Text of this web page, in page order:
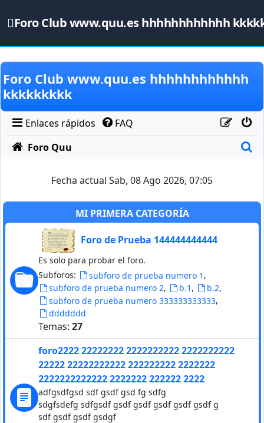
Foro Club www.quu.es hhhhhhhhhhhh
Obviar
Foro Club www.quu.es hhhhhhhhhhhh
kkkkkkkkk
Enlaces rápidos
FAQ
Foro Quu
Fecha actual Sab, 08 Ago 2026, 07:05
MI PRIMERA CATEGORÍA
Foro de Prueba 144444444444
Es solo para probar el foro.
Subforos:
subforo de prueba numero 1 ,
subforo de prueba numero 2, b.1 , b.2,
subforo de prueba numero 333333333333,
ddddddd
Temas: 27
foro2222 22222222 2222222222 2222222222
22222 22222222222 222222222 2222222
2222222222222 2222222 222222 2222
adfgsdfgsd sdf gsdf gsd fg sdfg
sdgfsdefg sdfgsdf gsdf gsdf gsdf gsdf gsdf g
sdf gsdf gsdf gsdgf